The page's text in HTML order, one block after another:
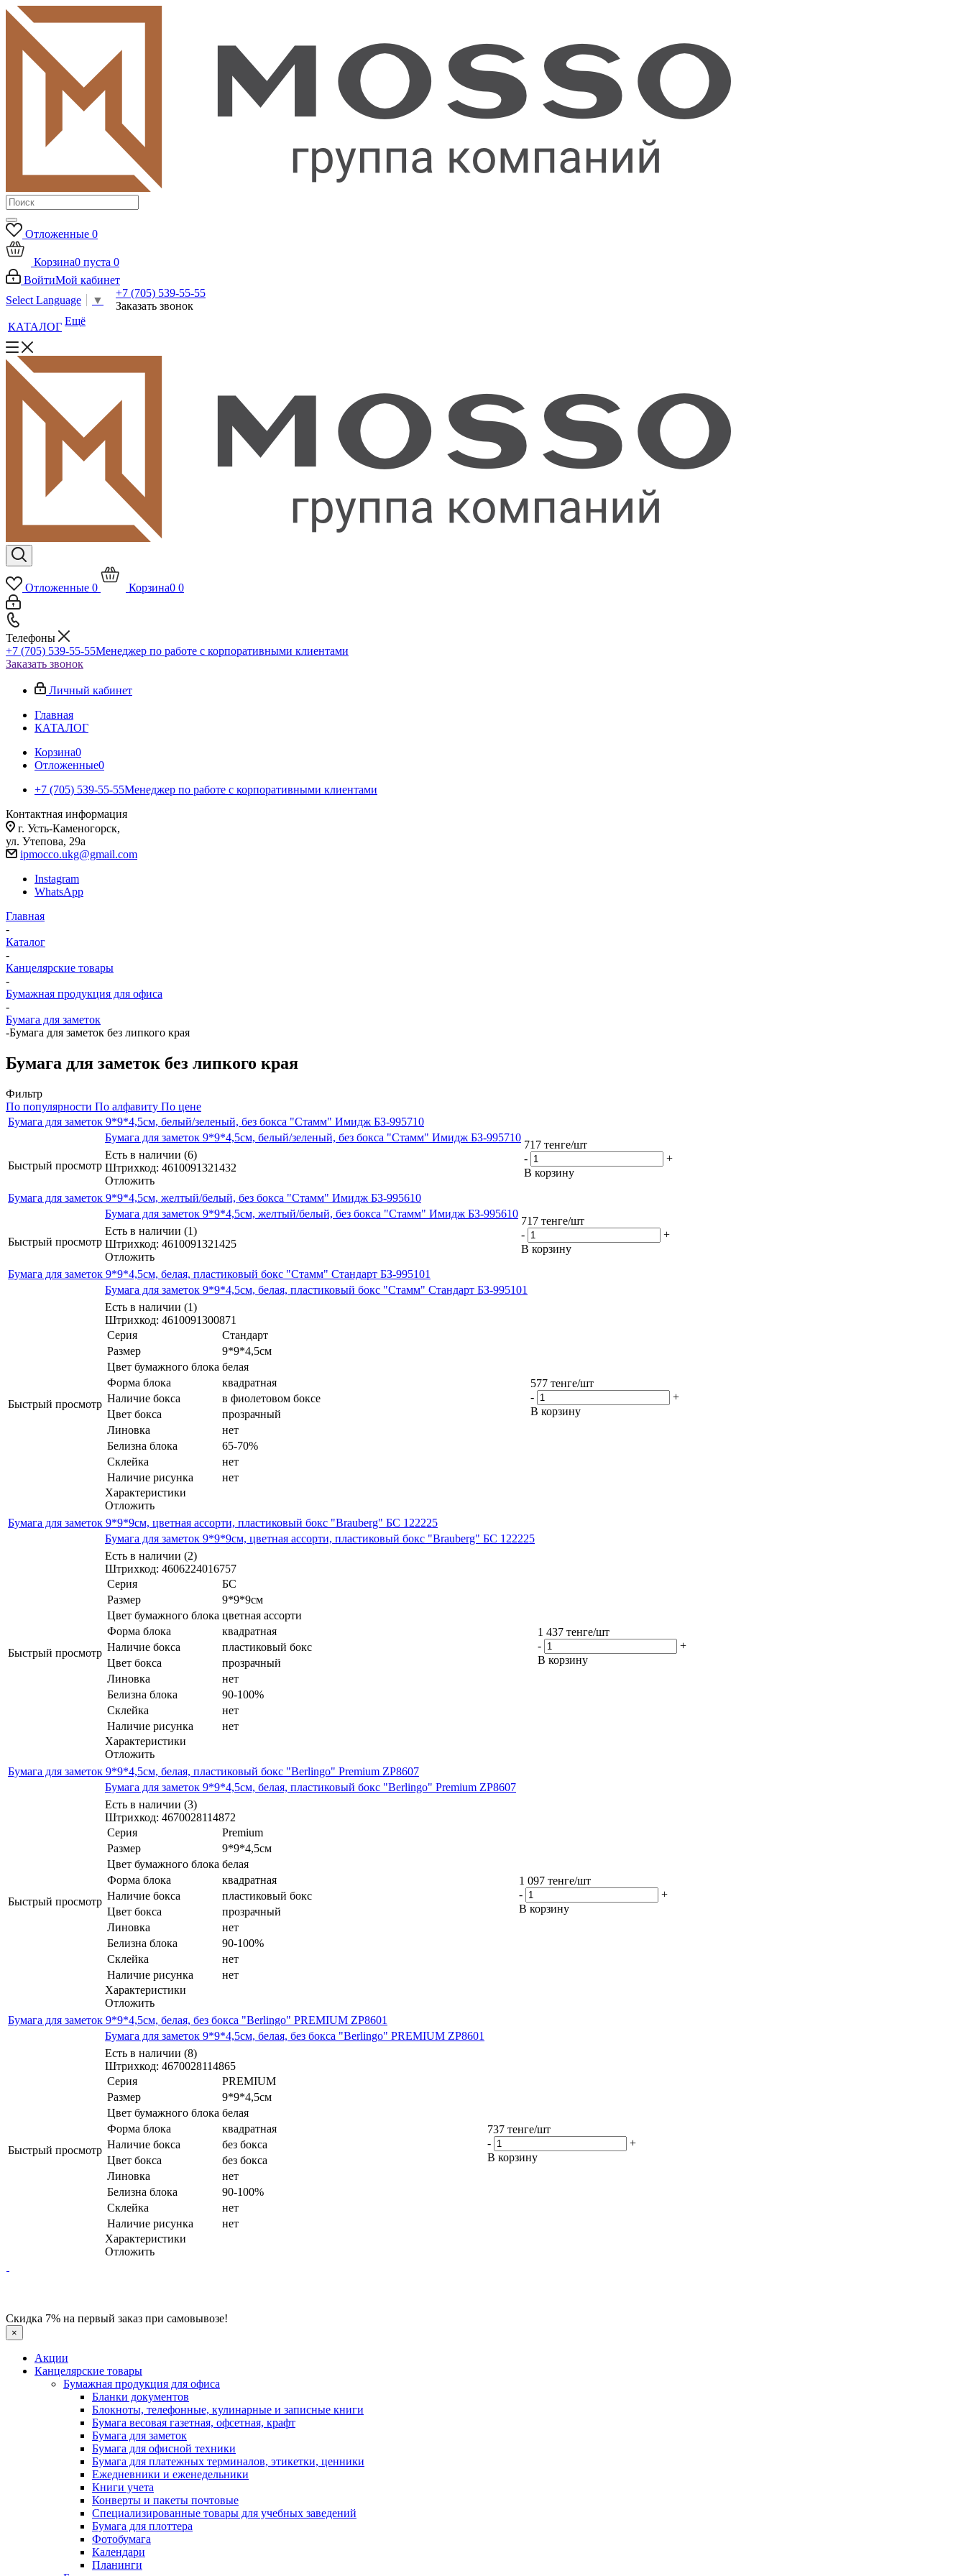
Отложенные 0
Корзина0 пуста 0
ВойтиМой кабинет
Select Language
▼
+7 (705) 539-55-55
Заказать звонок
КАТАЛОГ Ещё
Отложенные 0 Корзина0 0
Телефоны
+7 (705) 539-55-55Менеджер по работе с корпоративными клиентами
Заказать звонок
Личный кабинет
Главная
КАТАЛОГ
Корзина0
Отложенные0
+7 (705) 539-55-55Менеджер по работе с корпоративными клиентами
Контактная информация
г. Усть-Каменогорск,
ул. Утепова, 29а
ipmocco.ukg@gmail.com
Instagram
WhatsApp
Главная
-
Каталог
-
Канцелярские товары
-
Бумажная продукция для офиса
-
Бумага для заметок
-Бумага для заметок без липкого края
Бумага для заметок без липкого края
Фильтр
По популярности По алфавиту По цене
Бумага для заметок 9*9*4,5см, белый/зеленый, без бокса "Стамм" Имидж БЗ-995710
Быстрый просмотр
Бумага для заметок 9*9*4,5см, белый/зеленый, без бокса "Стамм" Имидж БЗ-995710
Есть в наличии (6)
Штрихкод: 4610091321432
Отложить
717 тенге/шт
-
+
В корзину
Бумага для заметок 9*9*4,5см, желтый/белый, без бокса "Стамм" Имидж БЗ-995610
Быстрый просмотр
Бумага для заметок 9*9*4,5см, желтый/белый, без бокса "Стамм" Имидж БЗ-995610
Есть в наличии (1)
Штрихкод: 4610091321425
Отложить
717 тенге/шт
-
+
В корзину
Бумага для заметок 9*9*4,5см, белая, пластиковый бокс "Стамм" Стандарт БЗ-995101
Быстрый просмотр
Бумага для заметок 9*9*4,5см, белая, пластиковый бокс "Стамм" Стандарт БЗ-995101
Есть в наличии (1)
Штрихкод: 4610091300871
Серия
Стандарт
Размер
9*9*4,5см
Цвет бумажного блока белая
Форма блока
квадратная
Наличие бокса
в фиолетовом боксе
Цвет бокса
прозрачный
Линовка
нет
Белизна блока
65-70%
Склейка
нет
Наличие рисунка
нет
Характеристики
Отложить
577 тенге/шт
-
+
В корзину
Бумага для заметок 9*9*9см, цветная ассорти, пластиковый бокс "Brauberg" БС 122225
Быстрый просмотр
Бумага для заметок 9*9*9см, цветная ассорти, пластиковый бокс "Brauberg" БС 122225
Есть в наличии (2)
Штрихкод: 4606224016757
Серия
БС
Размер
9*9*9см
Цвет бумажного блока цветная ассорти
Форма блока
квадратная
Наличие бокса
пластиковый бокс
Цвет бокса
прозрачный
Линовка
нет
Белизна блока
90-100%
Склейка
нет
Наличие рисунка
нет
Характеристики
Отложить
1 437 тенге/шт
-
+
В корзину
Бумага для заметок 9*9*4,5см, белая, пластиковый бокс "Berlingo" Premium ZP8607
Быстрый просмотр
Бумага для заметок 9*9*4,5см, белая, пластиковый бокс "Berlingo" Premium ZP8607
Есть в наличии (3)
Штрихкод: 4670028114872
Серия
Premium
Размер
9*9*4,5см
Цвет бумажного блока белая
Форма блока
квадратная
Наличие бокса
пластиковый бокс
Цвет бокса
прозрачный
Линовка
нет
Белизна блока
90-100%
Склейка
нет
Наличие рисунка
нет
Характеристики
Отложить
1 097 тенге/шт
-
+
В корзину
Бумага для заметок 9*9*4,5см, белая, без бокса "Berlingo" PREMIUM ZP8601
Быстрый просмотр
Бумага для заметок 9*9*4,5см, белая, без бокса "Berlingo" PREMIUM ZP8601
Есть в наличии (8)
Штрихкод: 4670028114865
Серия
PREMIUM
Размер
9*9*4,5см
Цвет бумажного блока белая
Форма блока
квадратная
Наличие бокса
без бокса
Цвет бокса
без бокса
Линовка
нет
Белизна блока
90-100%
Склейка
нет
Наличие рисунка
нет
Характеристики
Отложить
737 тенге/шт
-
+
В корзину
Скидка 7% на первый заказ при самовывозе!
×
Акции
Канцелярские товары
Бумажная продукция для офиса
Бланки документов
Блокноты, телефонные, кулинарные и записные книги
Бумага весовая газетная, офсетная, крафт
Бумага для заметок
Бумага для офисной техники
Бумага для платежных терминалов, этикетки, ценники
Ежедневники и еженедельники
Книги учета
Конверты и пакеты почтовые
Специализированные товары для учебных заведений
Бумага для плоттера
Фотобумага
Календари
Планинги